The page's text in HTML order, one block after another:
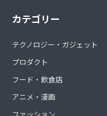
カテゴリー
テクノロジー・ガジェット
プロダクト
フード・飲食店
アニメ・漫画
ファッション